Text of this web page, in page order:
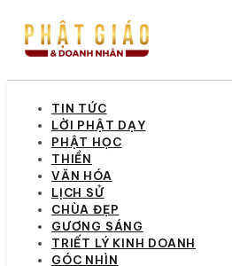
TIN TỨC
LỜI PHẬT DẠY
PHẬT HỌC
THIỀN
VĂN HÓA
LỊCH SỬ
CHÙA ĐẸP
GƯƠNG SÁNG
TRIẾT LÝ KINH DOANH
GÓC NHÌN